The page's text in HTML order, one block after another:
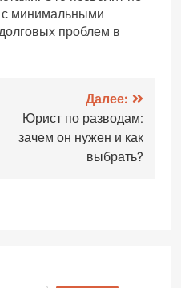
с минимальными
проблем в
Далее:
Юрист по разводам:
зачем он нужен и как
выбрать?